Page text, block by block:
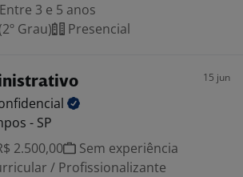
Entre 3 e 5 anos
Grau)
Presencial
15 jun
- SP
2.500,00
Sem experiência
/ Profissionalizante